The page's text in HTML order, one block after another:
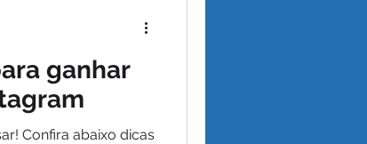
ganhar
Confira abaixo dicas